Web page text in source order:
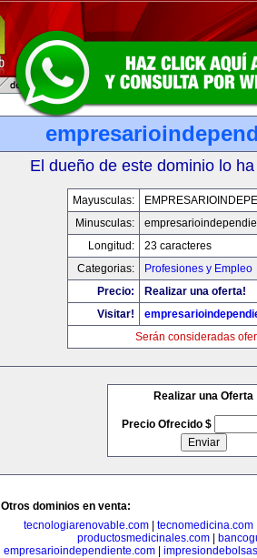
El dueño de este dominio lo
Mayusculas:
Minusculas:
Longitud:
23 caracteres
Categorias:
Profesiones y Empleo
Precio:
Realizar una oferta!
Visitar!
Serán consideradas
Realizar una Oferta
Precio Ofrecido $
Otros dominios en venta:
tecnologiarenovable.com
tecnomedicina.com
productosmedicinales.com|
empresarioindependiente.com